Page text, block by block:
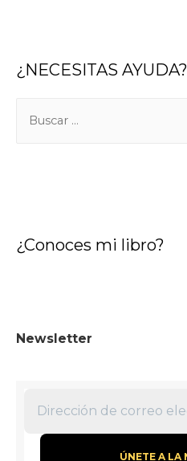
¿NECESITAS AYUDA?
¿Conoces mi libro?
Newsletter